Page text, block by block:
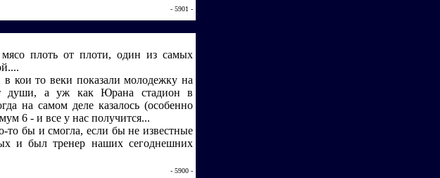
- 5901 -
плоть от плоти, один из самых
то веки показали молодежку на
души, а уж как Юрана стадион в
на самом деле казалось (особенно
6 - и все у нас получится...
то бы и смогла, если бы не известные
и был тренер наших сегоднешних
- 5900 -